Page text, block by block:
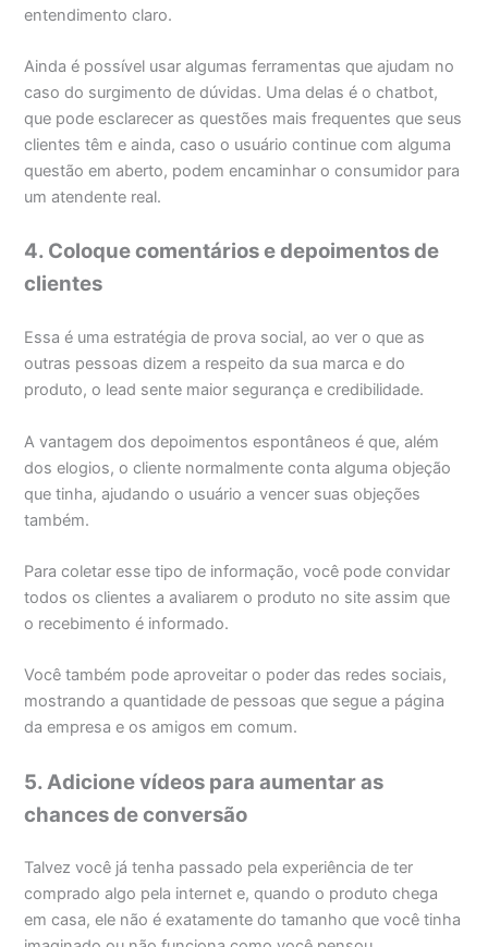
entendimento claro.
Ainda é possível usar algumas ferramentas que ajudam no
caso do surgimento de dúvidas. Uma delas é o chatbot,
que pode esclarecer as questões mais frequentes que seus
clientes têm e ainda, caso o usuário continue com alguma
questão em aberto, podem encaminhar o consumidor para
um atendente real.
4. Coloque comentários e depoimentos de
clientes
Essa é uma estratégia de prova social, ao ver o que as
outras pessoas dizem a respeito da sua marca e do
produto, o lead sente maior segurança e credibilidade.
A vantagem dos depoimentos espontâneos é que, além
dos elogios, o cliente normalmente conta alguma objeção
que tinha, ajudando o usuário a vencer suas objeções
também.
Para coletar esse tipo de informação, você pode convidar
todos os clientes a avaliarem o produto no site assim que
o recebimento é informado.
Você também pode aproveitar o poder das redes sociais,
mostrando a quantidade de pessoas que segue a página
da empresa e os amigos em comum.
5. Adicione vídeos para aumentar as
chances de conversão
Talvez você já tenha passado pela experiência de ter
comprado algo pela internet e, quando o produto chega
em casa, ele não é exatamente do tamanho que você tinha